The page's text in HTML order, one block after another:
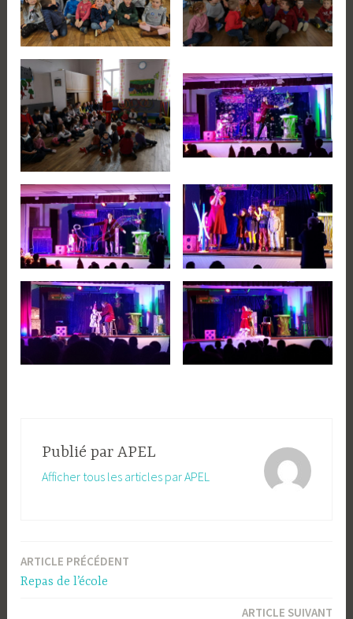
Publié par APEL
Afficher tous les articles par APEL
Navigation
de
ARTICLE PRÉCÉDENT
Repas de l’école
ARTICLE SUIVANT